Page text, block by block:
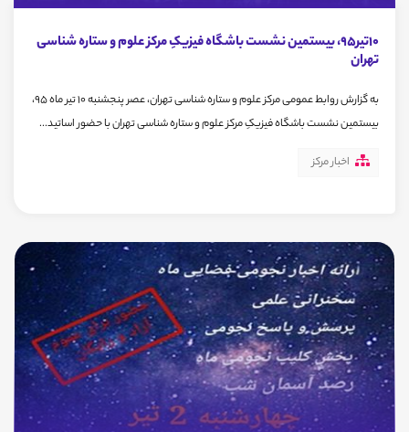
10تیر95، بیستمین نشست باشگاه فیزیکِ مرکز علوم و ستاره شناسی
تهران
به گزارش روابط عمومی مرکز علوم و ستاره شناسی تهران، عصر پنجشنبه 10 تیر ماه 95،
بیستمین نشست باشگاه فیزیکِ مرکز علوم و ستاره شناسی تهران با حضور اساتید...
اخبار مرکز